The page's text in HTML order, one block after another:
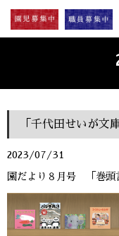
「千代田せいが文
2023/07/31
園だより８月号 「巻頭